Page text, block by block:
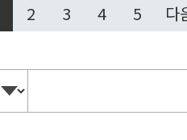
2 3 4 5 다